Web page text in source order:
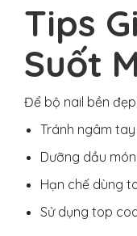
Tips
Suốt
Để bộ nail bền
Tránh ngâm
Dưỡng dầu
Hạn chế dùng
Sử dụng top